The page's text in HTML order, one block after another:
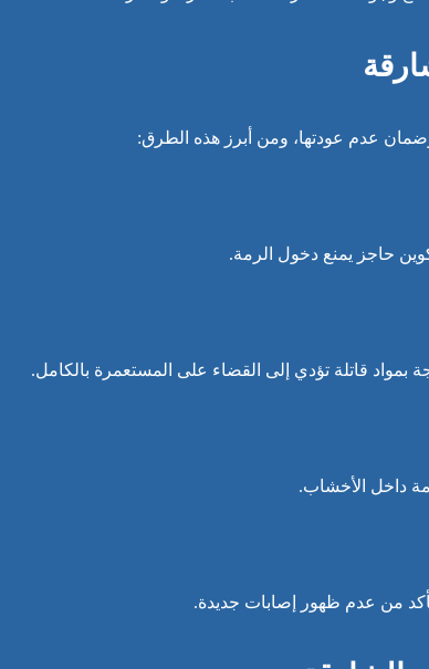
عدم عودتها، ومن أبرز هذه الطرق:
حاجز يمنع دخول الرمة.
قاتلة تؤدي إلى القضاء على المستعمرة بالكامل.
داخل الأخشاب.
من عدم ظهور إصابات جديدة.